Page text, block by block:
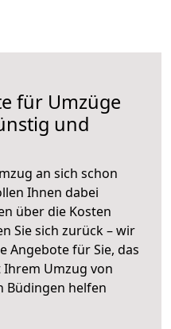
für Umzüge
und
an sich schon
Ihnen dabei
über die Kosten
Sie sich zurück – wir
Angebote für Sie, das
Ihrem Umzug von
Büdingen helfen